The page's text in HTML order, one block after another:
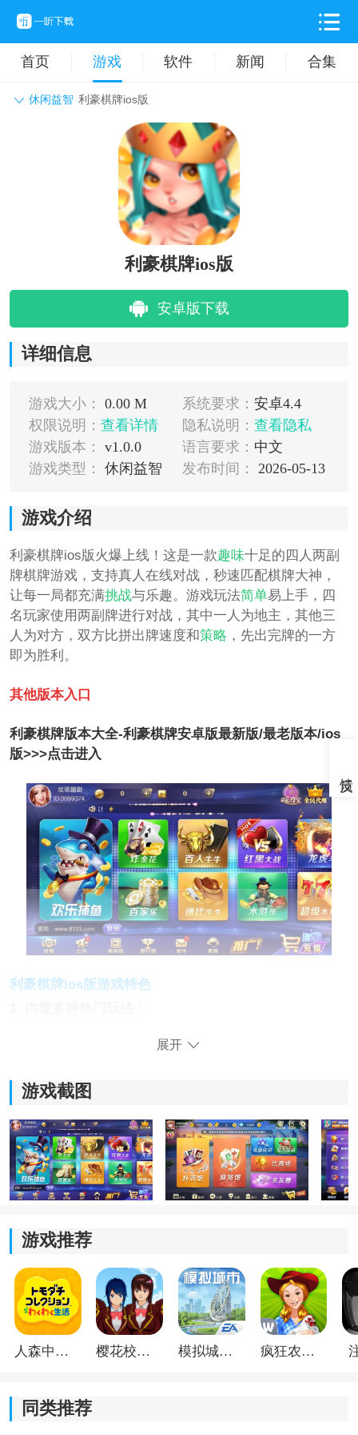
首页 游戏 软件 新闻 合集
休闲益智 利豪棋牌ios版
动作格斗 休闲益智
卡牌对战 音乐舞蹈
挂机养成
利豪棋牌ios版
安卓版下载
详细信息
游戏大小： 0.00 M 系统要求： 安卓4.4
权限说明： 查看详情 隐私说明： 查看隐私
游戏版本：
v1.0.0 语言要求： 中文
游戏类型：
休闲益智 发布时间： 2026-05-13
游戏介绍
利豪棋牌ios版火爆上线！这是一款趣味十足的四人两副
牌棋牌游戏，支持真人在线对战，秒速匹配棋牌大神，
让每一局都充满挑战与乐趣。游戏玩法简单易上手，四
名玩家使用两副牌进行对战，其中一人为地主，其他三
人为对方，双方比拼出牌速度和策略 ，先出完牌的一方
即为胜利。
其他版本入口
利豪棋牌版本大全-利豪棋牌安卓版最新版/最老版本/ios
版>>>点击进入
利豪棋牌ios版游戏特色
包括捕鱼、炸金花、跑得快等，满足玩家多样需求，一
2. 全部真人玩家在线：
无机器人干扰，让对局更加公平精彩。
3. 融入了社交玩法：
支持文字聊天、表情包和语音功能，一边打牌一边互
动，增添游戏趣味。
4. 支持多种登录方式：
方便玩家选择最适合自己的方式快速进入游戏。
利豪棋牌ios版游戏亮点
每局只需几分钟即可完成，随时随地都能享受一场紧张
展开
游戏截图
游戏推荐
人森中文版 樱花校园模拟器1.048.00中文版 模拟城市我是巿长联机版 疯狂农场3美国派19
同类推荐